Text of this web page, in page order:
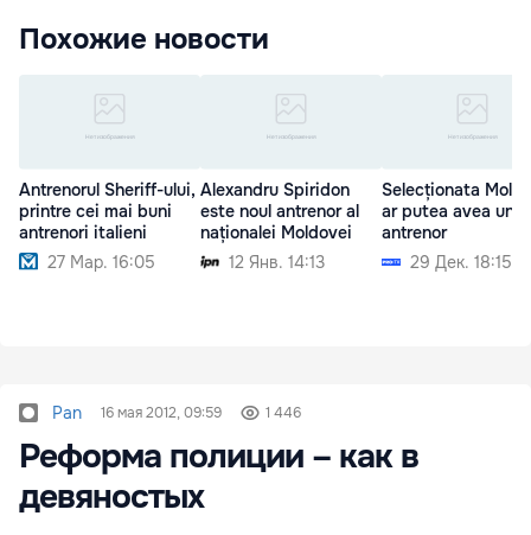
Похожие новости
Antrenorul Sheriff-ului,
printre cei mai buni
antrenori italieni
27 Мар. 16:05
Alexandru Spiridon
este noul antrenor al
naționalei Moldovei
12 Янв. 14:13
Selecționata
ar putea avea un
antrenor
29 Дек. 18:15
Pan 16 мая 2012, 09:59 1 446
Реформа полиции – как в
девяностых